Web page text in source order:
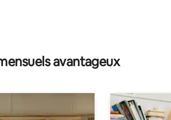
la base de 3 commentaires : 5 sur 5
avantageux